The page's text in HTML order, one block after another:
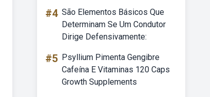
#4 São Elementos Básicos Que
Determinam Se Um Condutor
Dirige Defensivamente:
#5 Psyllium Pimenta Gengibre
Cafeína E Vitaminas 120 Caps
Growth Supplements